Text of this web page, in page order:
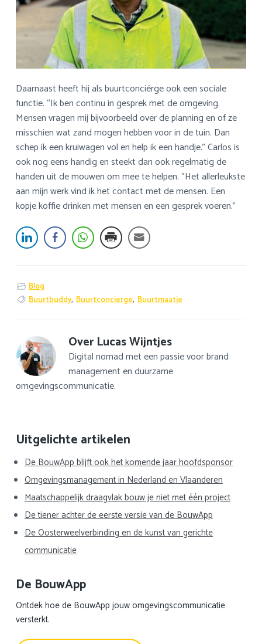
Daarnaast heeft hij als buurtconciërge ook een sociale
functie. “Ik ben continu in gesprek met de omgeving.
Mensen vragen mij bijvoorbeeld over de planning en of ze
misschien wat zand mogen hebben voor in de tuin. Dan
schep ik een kruiwagen vol en help ik een handje.” Carlos is
ook nog eens handig en steekt dan ook regelmatig de
handen uit de mouwen om mee te helpen. “Het allerleukste
aan mijn werk vind ik het contact met de mensen. Een
kopje koffie drinken met mensen en een gesprek voeren.”
Blog
Buurtbuddy, Buurtconcierge, Buurtmaatje
Over Lucas Wijntjes
Digital nomad met een passie voor brand
management en duurzame
omgevingscommunicatie.
Primaire
Sidebar
Uitgelichte artikelen
De BouwApp blijft ook het komende jaar hoofdsponsor
Omgevingsmanagement in Nederland en Vlaanderen
Maatschappelijk draagvlak bouw je niet met één project
De tiener achter de eerste versie van de BouwApp
De Oosterweelverbinding en de kunst van gerichte
communicatie
De BouwApp
Ontdek hoe de BouwApp jouw omgevingscommunicatie
versterkt.